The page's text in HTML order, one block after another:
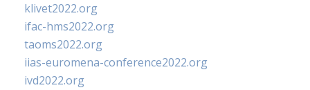
klivet2022.org
ifac-hms2022.org
taoms2022.org
iias-euromena-conference2022.org
ivd2022.org